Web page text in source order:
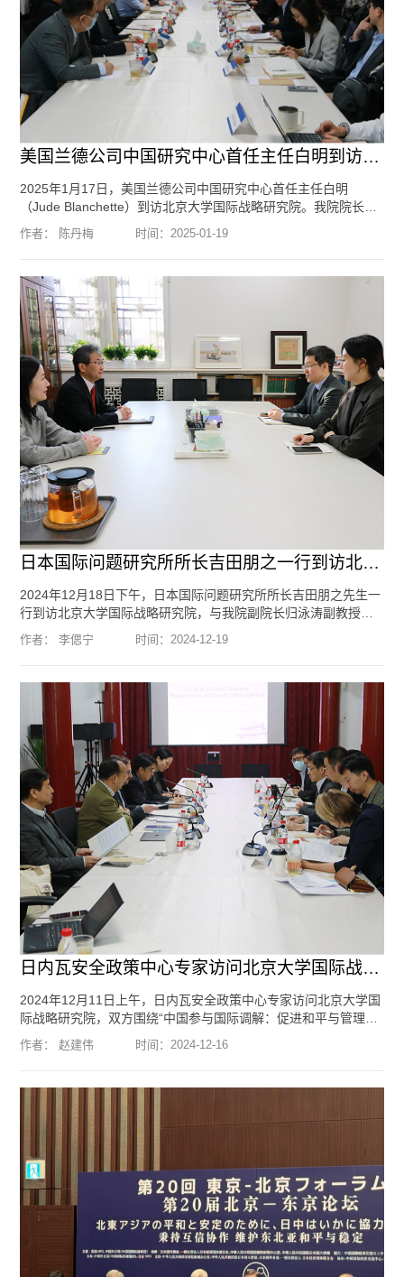
美国兰德公司中国研究中心首任主任白明到访北京大学国际战略研究院
2025年1月17日，美国兰德公司中国研究中心首任主任白明
（Jude Blanchette）到访北京大学国际战略研究院。我院院长于
铁军教授，执行副院长关贵海副教授，创始院长王缉思教授，特
约研究员节大磊副教授、雷少华副教授、祁昊天助理教授，特约
国人民大学国际关系学院李晨副教授，清华大学战略与安全研究
中心副主任肖茜，外交学院讲师贾子方，北京大学国际关系学院
博士后、... [阅读全文]
作者： 陈丹梅 时间：2025-01-19
日本国际问题研究所所长吉田朋之一行到访北京大学国际战略研究院
2024年12月18日下午，日本国际问题研究所所长吉田朋之先生一
行到访北京大学国际战略研究院，与我院副院长归泳涛副教授围
绕中日关系、日本内政与外交、美日关系、日韩关系等议题进行
了深入交流。吉田朋之所长指出，中日双方开展高级别机制化交
中日领导人利马会晤达成重要共识，为两国关系改善发展发挥了
重要作用。双方共同期待未来增进中日双方在各领域的交流与合
作。...
[阅读全文]
作者： 李偲宁 时间： 2024-12-19
日内瓦安全政策中心专家访问北京大学国际战略研究院
2024年12月11日上午，日内瓦安全政策中心专家访问北京大学国
际战略研究院，双方围绕“中国参与国际调解：促进和平与管理冲
突”的议题进行了座谈。参加座谈的专家包括：日内瓦安全政策中
心执行主任托马斯·格雷明格（Thomas Greminger），日内瓦安
全政策中心国际安全对话项目主管亚历山德拉·马塔斯(Alexandra
Matas)，美国西顿大学和平与冲突研究中心主任、清华大学苏
作者： 赵建伟 时间：2024-12-16